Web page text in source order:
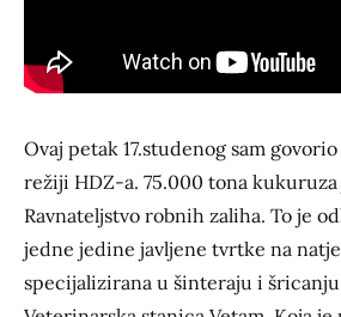
Ovaj petak 17.studenog sam
režiji HDZ-a. 75.000 tona
Ravnateljstvo robnih zaliha. To je
jedne jedine javljene tvrtke na
specijalizirana u šinteraju i šricanju